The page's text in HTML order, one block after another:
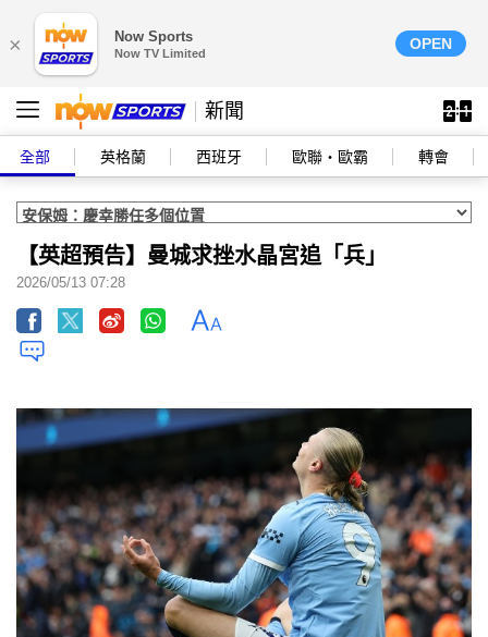
× Now Sports
Now TV Limited
OPEN
新聞
全部 英格蘭 西班牙 歐聯‧歐霸 轉會
【英超預告】曼城求挫水晶宮追「兵」
2026/05/13 07:28